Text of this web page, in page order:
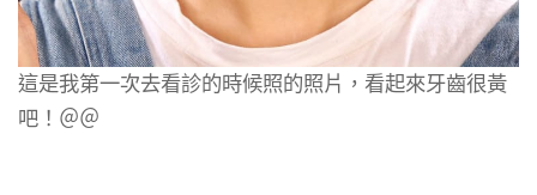
這是我第一次去看診的時候照的照片，看起來牙齒很黃
吧！＠＠